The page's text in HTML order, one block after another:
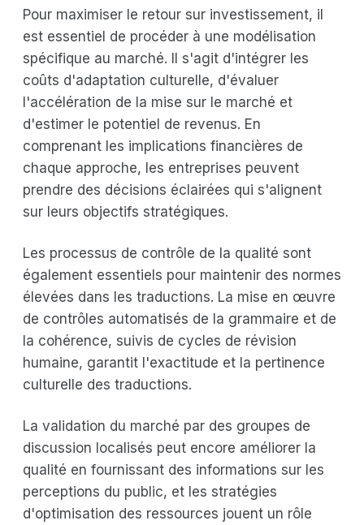
Pour maximiser le retour sur investissement, il
est essentiel de procéder à une modélisation
spécifique au marché. Il s'agit d'intégrer les
coûts d'adaptation culturelle, d'évaluer
l'accélération de la mise sur le marché et
d'estimer le potentiel de revenus. En
comprenant les implications financières de
chaque approche, les entreprises peuvent
prendre des décisions éclairées qui s'alignent
sur leurs objectifs stratégiques.
Les processus de contrôle de la qualité sont
également essentiels pour maintenir des normes
élevées dans les traductions. La mise en œuvre
de contrôles automatisés de la grammaire et de
la cohérence, suivis de cycles de révision
humaine, garantit l'exactitude et la pertinence
culturelle des traductions.
La validation du marché par des groupes de
discussion localisés peut encore améliorer la
qualité en fournissant des informations sur les
perceptions du public, et les stratégies
d'optimisation des ressources jouent un rôle